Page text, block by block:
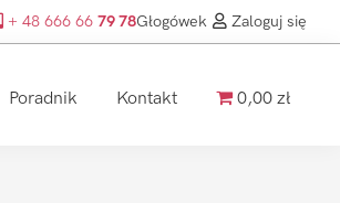
+ 48 666 66 79 78Głogówek Zaloguj się
Poradnik Kontakt 0,00 zł